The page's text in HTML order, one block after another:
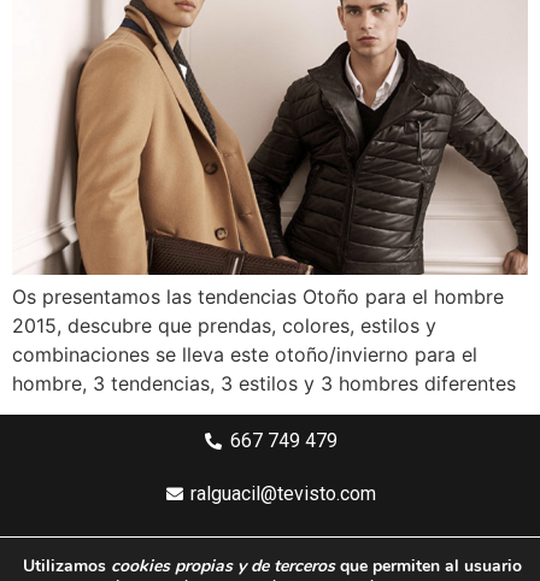
Os presentamos las tendencias Otoño para el hombre
2015, descubre que prendas, colores, estilos y
combinaciones se lleva este otoño/invierno para el
hombre, 3 tendencias, 3 estilos y 3 hombres diferentes
667 749 479
ralguacil@tevisto.com
Utilizamos cookies propias y de tercerosque permiten al usuario